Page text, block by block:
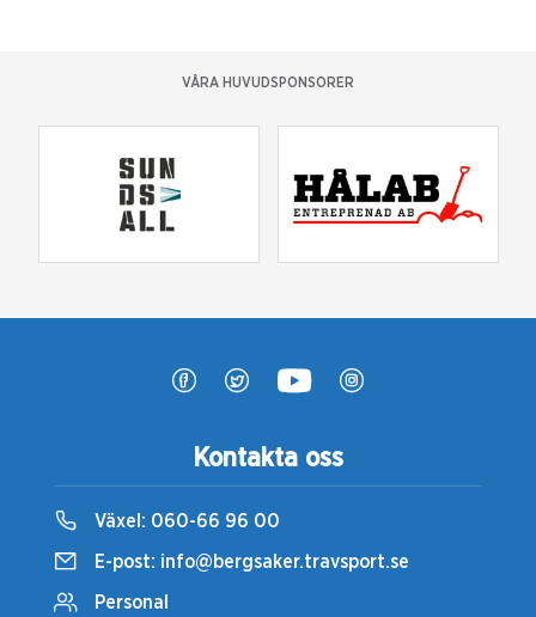
VÅRA HUVUDSPONSORER
Kontakta oss
Växel: 060-66 96 00
E-post: info@bergsaker.travsport.se
Personal